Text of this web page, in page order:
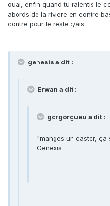
ouai, enfin quand tu ralentis le
abords de la riviere en contre
contre pour le reste :yais:
genesis a dit :
Erwan a dit :
gorgorgueu a dit :
"manges un castor, ça
Genesis